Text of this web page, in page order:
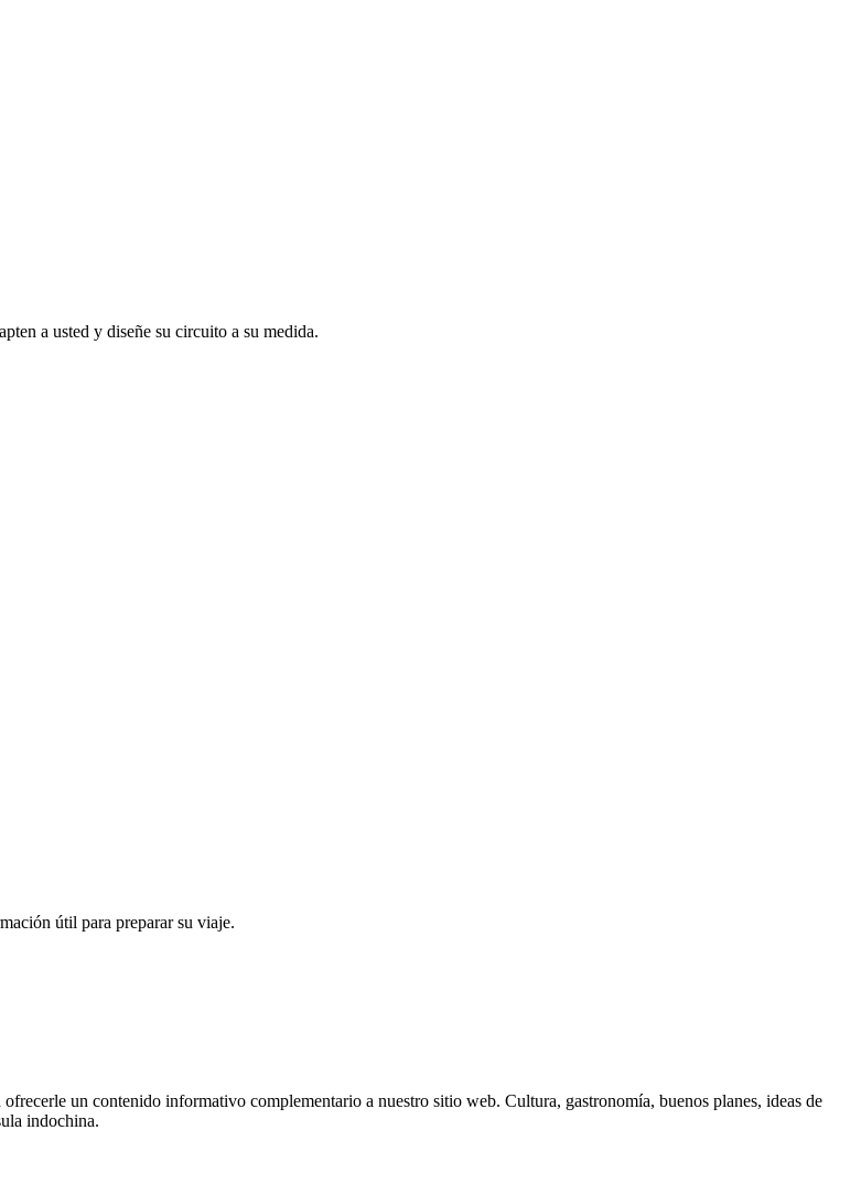
a usted y diseñe su circuito a su medida.
útil para preparar su viaje.
un contenido informativo complementario a nuestro sitio web. Cultura, gastronomía, buenos planes, ideas de
indochina.